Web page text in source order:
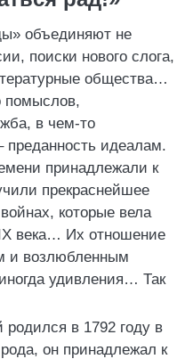
объединяют не
поиски нового слога,
общества…
помыслов,
в чем-то
преданность идеалам.
принадлежали к
прекраснейшее
которые вела
века… Их отношение
и возлюбленным
удивления… Так
в 1792 году в
он принадлежал к